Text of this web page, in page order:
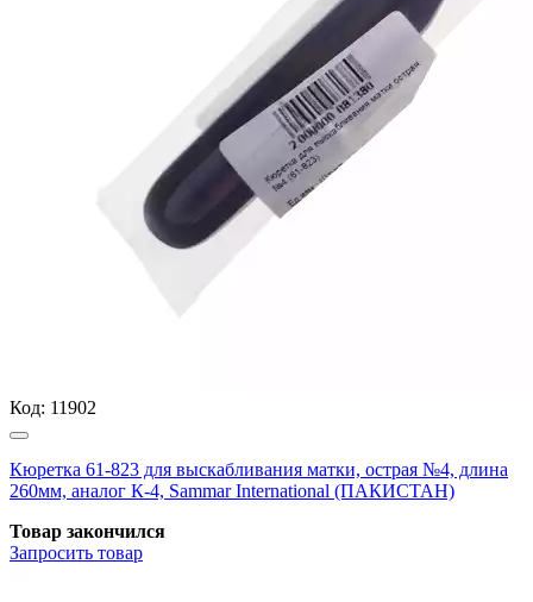
Код: 11902
Кюретка 61-823 для выскабливания матки, острая №4, длина
260мм, аналог К-4, Sammar International (ПАКИСТАН)
Товар закончился
Запросить товар